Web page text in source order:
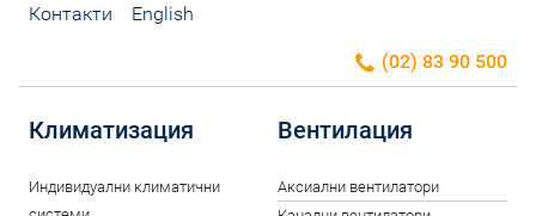
Контакти English
(02) 83 90 500
Климатизация
Индивидуални климатични
Вентилация
Аксиални вентилатори